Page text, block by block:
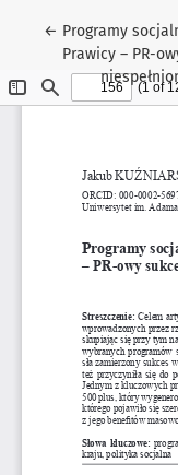
← Wróć do
Programy
Prawicy – PR-